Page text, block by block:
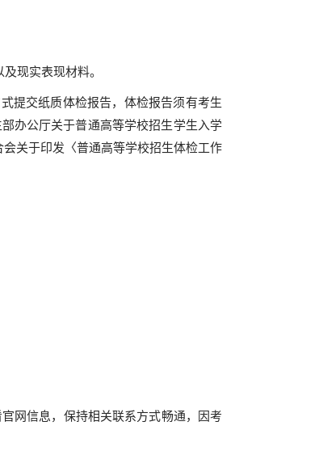
现实表现材料。
提交纸质体检报告，体检报告须有考生
办公厅关于普通高等学校招生学生入学
关于印发〈普通高等学校招生体检工作
网信息，保持相关联系方式畅通，因考